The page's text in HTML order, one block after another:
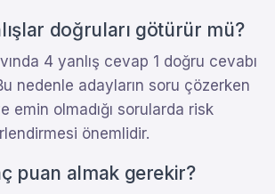
doğruları götürür mü?
4 yanlış cevap 1 doğru cevabı
nedenle adayların soru çözerken
emin olmadığı sorularda risk
önemlidir.
puan almak gerekir?